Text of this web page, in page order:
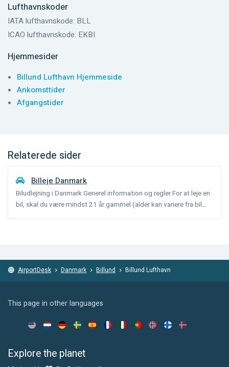
Lufthavnskoder
IATA lufthavnskode: BLL
ICAO lufthavnskode: EKBI
Hjemmesider
Billund Lufthavn Hjemmeside
Ankomsttider
Afgangstider
Relaterede sider
Billeje Danmark
Biludlejning i Danmark Generel information og regler For at leje en
bil, skal du være mindst 21 år gammel (alder kan variere fra bil
AirportDesk Danmark Billund Billund Lufthavn
This page in other languages
Explore the planet